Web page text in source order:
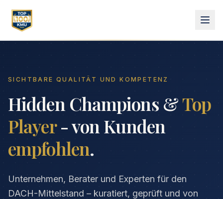
SICHTBARE QUALITÄT UND KOMPETENZ
Hidden Champions &Top
Player- von Kunden
empfohlen.
Unternehmen, Berater und Experten für den
DACH-Mittelstand – kuratiert, geprüft und von